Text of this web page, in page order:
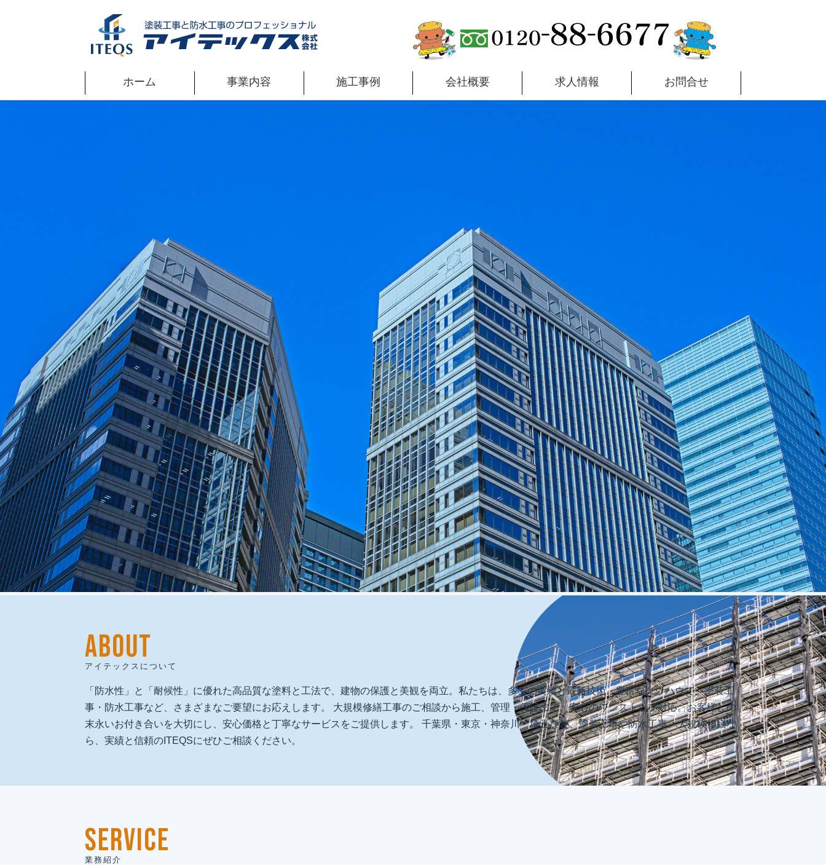
ホーム 事業内容 施工事例 会社概要 求人情報 お問合せ
人と地域の未来を創る
技術と品質で人と地域の未来を守る
「建物再生のプロフェッショナル」として、
社会に必要とされ続ける企業を目指します。
ABOUT
アイテックスについて
「防水性」と「耐候性」に優れた高品質な塗料と工法で、建物の保護と美観を両立。私たちは、多くの実績と最新技術、豊富なノウハウで、塗装工
事・防水工事など、さまざまなご要望にお応えします。 大規模修繕工事のご相談から施工、管理・保証まで、安心のワンストップ対応。お客様との
末永いお付き合いを大切にし、安心価格と丁寧なサービスをご提供します。 千葉県・東京・神奈川・埼玉など、塗装工事や防水工事、大規模修繕な
ら、実績と信頼のITEQSにぜひご相談ください。
SERVICE
業務紹介